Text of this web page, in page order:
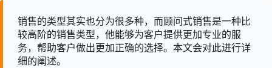
销售的类型其实也分为很多种，而顾问式销售是一种比
较高阶的销售类型，他能够为客户提供更加专业的服
务，帮助客户做出更加正确的选择。本文会对此进行详
细的阐述。